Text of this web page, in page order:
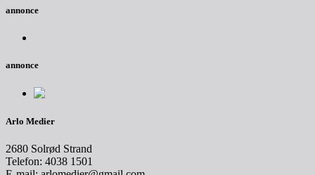
annonce
annonce
Arlo Medier
2680 Solrød Strand
Telefon: 4038 1501